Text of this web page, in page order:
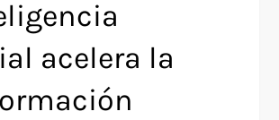
acelera la